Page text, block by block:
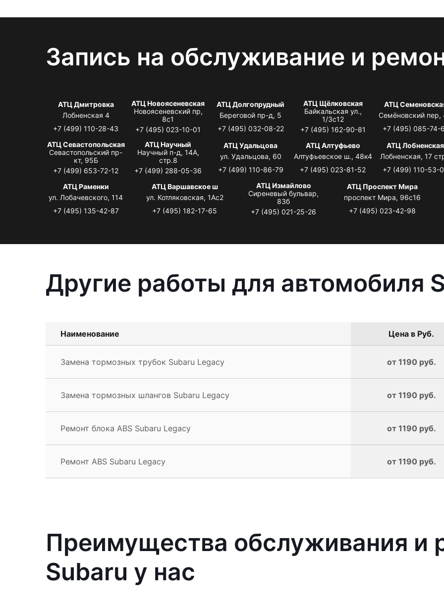
Запись на обслуживание и
АТЦ Дмитровка
Лобненская 4
+7 (499) 110-28-43
АТЦ Новоясеневская
Новоясеневский пр,
8с1
+7 (495) 023-10-01
АТЦ Долгопрудный
Береговой пр-д, 5
+7 (495) 032-08-22
АТЦ Щёлковская
Байкальская ул.,
1/3с12
+7 (495) 162-90-81
АТЦ
Семёновский пер,
+7 (495) 085-74-
АТЦ Севастопольская
Севастопольский пр-
кт, 95Б
+7 (499) 653-72-12
АТЦ Научный
Научный п-д, 14А,
стр.8
+7 (499) 288-05-36
АТЦ Удальцова
ул. Удальцова, 60
+7 (499) 110-86-79
АТЦ Алтуфьево
Алтуфьевское ш., 48к4
+7 (495) 023-81-52
АТЦ Лобненская
Лобненская, 17
+7 (499) 110-53-
АТЦ Раменки
ул. Лобачевского, 114
+7 (495) 135-42-87
АТЦ Варшавское ш
ул. Котляковская, 1Ас2
+7 (495) 182-17-65
АТЦ Измайлово
Сиреневый бульвар,
83б
+7 (495) 021-25-26
АТЦ Проспект Мира
проспект Мира, 96с16
+7 (495) 023-42-98
Другие работы для автомобиля
Наименование Цена в Руб.
Замена тормозных трубок Subaru Legacy от 1190 руб.
Замена тормозных шлангов Subaru Legacy от 1190 руб.
Ремонт блока ABS Subaru Legacy от 1190 руб.
Ремонт ABS Subaru Legacy от 1190 руб.
Преимущества обслуживания и
Subaru у нас